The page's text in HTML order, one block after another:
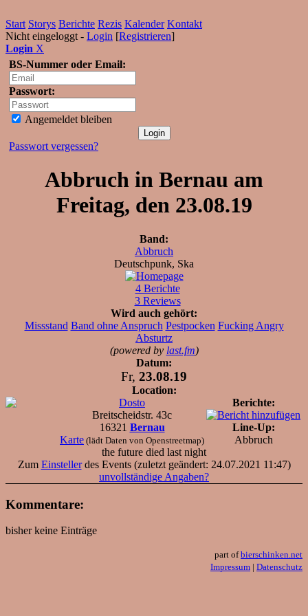
Start Storys Berichte Rezis Kalender Kontakt
Nicht eingeloggt - Login [Registrieren]
Login X
BS-Nummer oder Email:
Passwort:
Angemeldet bleiben
Passwort vergessen?
Abbruch in Bernau am
Freitag, den 23.08.19
Band:
Abbruch
Deutschpunk, Ska
4 Berichte
3 Reviews
Wird auch gehört:
Missstand Band ohne Anspruch Pestpocken Fucking Angry
Absturtz
(powered by last.fm)
Datum:
Fr, 23.08.19
Location:
Dosto
Breitscheidstr. 43c
16321 Bernau
Karte (lädt Daten von Openstreetmap)
Berichte:
Line-Up:
Abbruch
the future died last night
Zum Einstellerdes Events (zuletzt geändert: 24.07.2021 11:47)
unvollständige Angaben?
Kommentare:
bisher keine Einträge
part ofbierschinken.net
Impressum | Datenschutz